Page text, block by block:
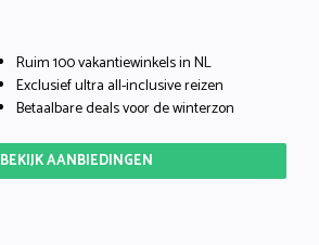
Ruim 100 vakantiewinkels in NL
Exclusief ultra all-inclusive reizen
Betaalbare deals voor de winterzon
BEKIJK AANBIEDINGEN